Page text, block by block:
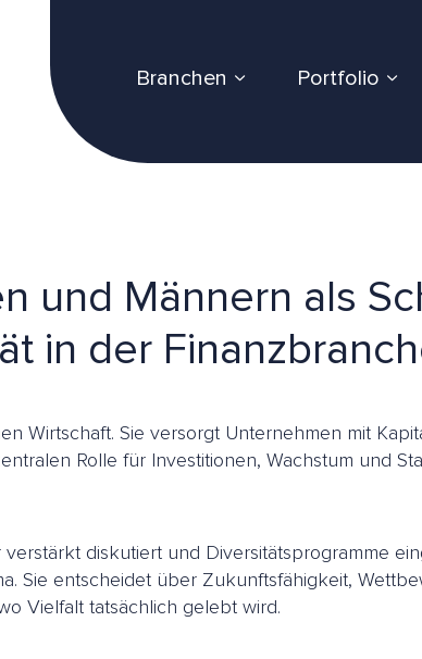
Branchen Portfolio
und Männern als
in der
Wirtschaft. Sie versorgt Unternehmen mit
Rolle für Investitionen, Wachstum und
diskutiert und Diversitätsprogramme
Sie entscheidet über Zukunftsfähigkeit,
Vielfalt tatsächlich gelebt wird.